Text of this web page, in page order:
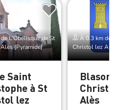
L’Obélisque de St
(Pyramide)
Saint
à St
lez
À 0.3 km de
Christol lez Alès
Blason
Christol
Alès